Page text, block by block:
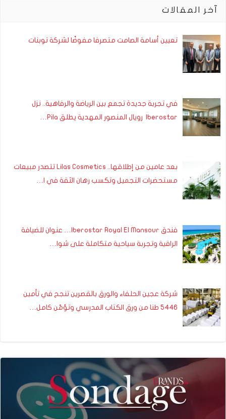
آخر المقالات
تعيين أسامة الصامت متصرفا مفوضًا لشركة توبنات
في تجربة جديدة تجمع بين الرياضة والرفاهية.. نزل
Iberostar رويال المنصور المهدية يطلق Pila…
بعد عامين من إطلاقها.. Lilas Cosmetics تتصدر مبيعات
مستحضرات التجميل وتكسب رهان الثقة في ا…
فندق Iberostar Royal El Mansour… عنوان للضيافة
الراقية وتجربة سياحية متكاملة على شوا…
شركة عجين الحلفاء والورق بالقصرين تنجح في تأمين
5446 طنا من ورق الكتاب المدرسي وتؤمّن كامل…